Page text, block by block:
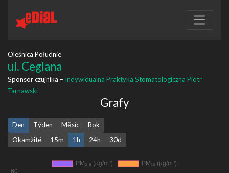
Oleśnica Południe
ul. Ceglana
Sponsor czujnika – Indywidualna Praktyka Stomatologiczna Piotr
Tarnawski
Grafy
Den Týden Měsíc
Rok
Okamžité
15m 1h 24h 30d